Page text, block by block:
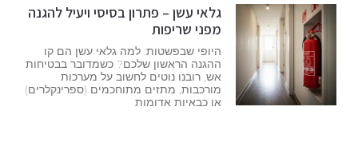
גלאי עשן – פתרון בסיסי ויעיל להגנה
מפני שריפות
היופי שבפשטות: למה גלאי עשן הם קו
ההגנה הראשון שלכם? כשמדובר בבטיחות
אש, רובנו נוטים לחשוב על מערכות
מורכבות, מתזים מתוחכמים (ספרינקלרים)
או כבאיות אדומות